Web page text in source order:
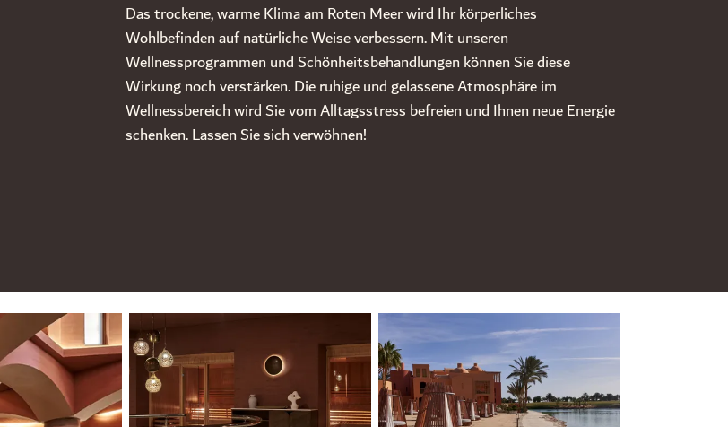
Das trockene, warme Klima am Roten Meer wird Ihr körperliches
Wohlbefinden auf natürliche Weise verbessern. Mit unseren
Wellnessprogrammen und Schönheitsbehandlungen können Sie diese
Wirkung noch verstärken. Die ruhige und gelassene Atmosphäre im
Wellnessbereich wird Sie vom Alltagsstress befreien und Ihnen neue Energie
schenken. Lassen Sie sich verwöhnen!